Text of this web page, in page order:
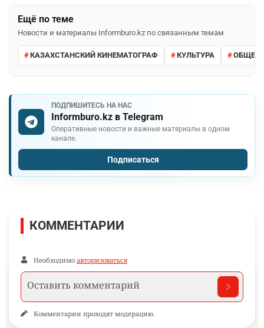
Ещё по теме
Новости и материалы Informburo.kz по связанным темам
КАЗАХСТАНСКИЙ КИНЕМАТОГРАФ КУЛЬТУРА
ПОДПИШИТЕСЬ НА НАС
Informburo.kz в Telegram
Оперативные новости и важные материалы в одном
канале.
Подписаться
КОММЕНТАРИИ
Необходимо авторизоваться
Комментарии проходят модерацию.